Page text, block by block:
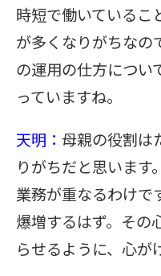
時短で働いているこ
が多くなりがちなの
の運用の仕方につい
っていますね。
天明：母親の役割は
りがちだと思います
業務が重なるわけで
爆増するはず。その
らせるように、心が